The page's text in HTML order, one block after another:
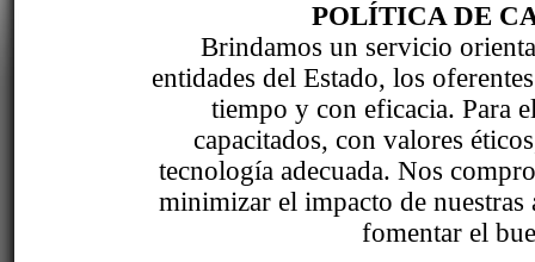
POLÍTICA DE
Brindamos un servicio
entidades del Estado, los
tiempo y con eficacia. Para
capacitados, con valores
tecnología adecuada. Nos
minimizar el impacto de
fomentar el